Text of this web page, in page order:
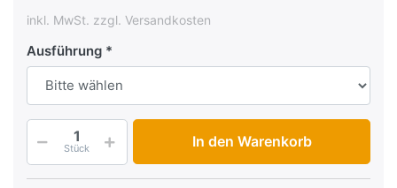
inkl. MwSt. zzgl. Versandkosten
Ausführung
Stück In den Warenkorb